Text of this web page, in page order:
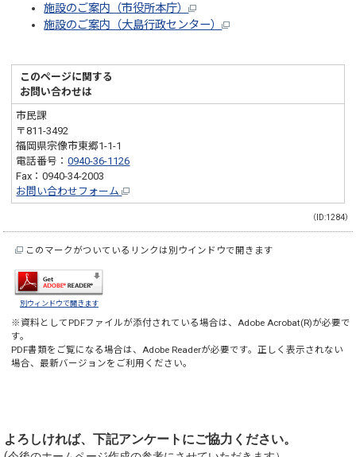
施設のご案内（市役所本庁）
施設のご案内（大島行政センター）
このページに関する
お問い合わせは
市民課
〒811-3492
福岡県宗像市東郷1-1-1
電話番号：0940-36-1126
Fax：0940-34-2003
お問い合わせフォーム
（ID:1284）
このマークがついているリンクは別ウインドウで開きます
別ウィンドウで開きます
※資料としてPDFファイルが添付されている場合は、Adobe Acrobat(R)が必要で
す。
PDF書類をご覧になる場合は、Adobe Readerが必要です。正しく表示されない
場合、最新バージョンをご利用ください。